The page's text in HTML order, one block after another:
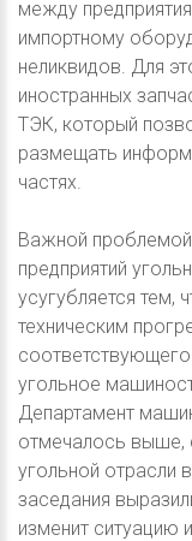
между
импортному
неликвидов. Для
иностранных
ТЭК, который
размещать
частях.
Важной проблемой
предприятий
усугубляется тем,
техническим
угольное
Департамент
отмечалось выше,
угольной отрасли
заседания
изменит ситуацию